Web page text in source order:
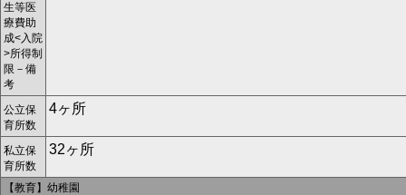
生等医
療費助
成<入院
>所得制
限－備
考
公立保
育所数
4ヶ所
私立保
育所数
32ヶ所
【教育】幼稚園